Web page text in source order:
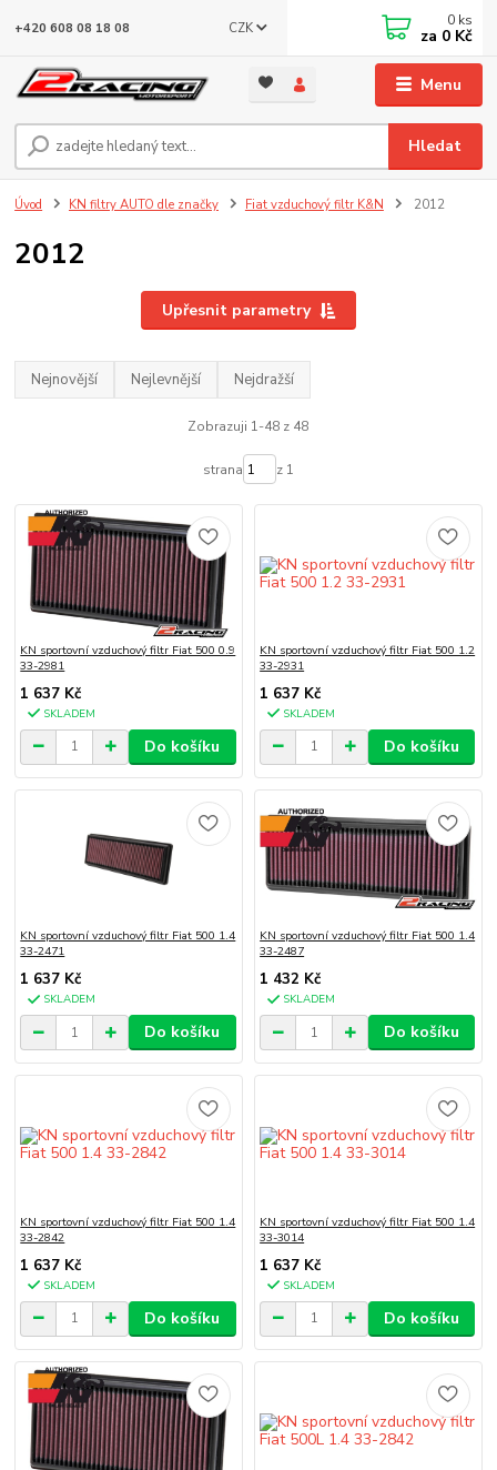
Menu
CZK
Hledat
+420 608 08 18 08 0 ks
za 0 Kč
Úvod KN filtry AUTO dle značky Fiat vzduchový filtr K&N 2012
2012
Upřesnit parametry
Nejnovější Nejlevnější Nejdražší
Zobrazuji 1-48 z 48
strana z 1
KN sportovní vzduchový filtr Fiat 500 0.9
33-2981
1 637 Kč
SKLADEM
Do košíku
KN sportovní vzduchový filtr Fiat 500 1.2
33-2931
1 637 Kč
SKLADEM
Do košíku
KN sportovní vzduchový filtr Fiat 500 1.4
33-2471
1 637 Kč
SKLADEM
Do košíku
KN sportovní vzduchový filtr Fiat 500 1.4
33-2487
1 432 Kč
SKLADEM
Do košíku
KN sportovní vzduchový filtr Fiat 500 1.4
33-2842
1 637 Kč
SKLADEM
Do košíku
KN sportovní vzduchový filtr Fiat 500 1.4
33-3014
1 637 Kč
SKLADEM
Do košíku